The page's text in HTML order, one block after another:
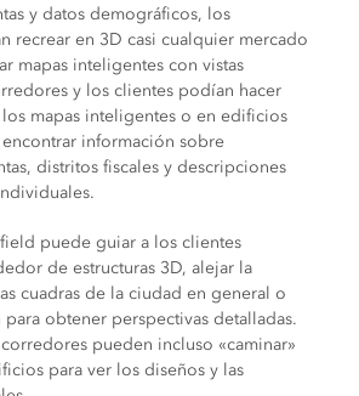
y datos demográficos, los
recrear en 3D casi cualquier mercado
mapas inteligentes con vistas
y los clientes podían hacer
mapas inteligentes o en edificios
información sobre
distritos fiscales y descripciones
puede guiar a los clientes
de estructuras 3D, alejar la
cuadras de la ciudad en general o
para obtener perspectivas detalladas.
pueden incluso «caminar»
para ver los diseños y las